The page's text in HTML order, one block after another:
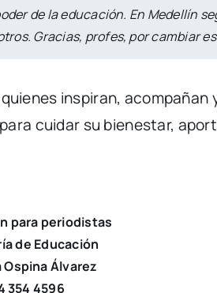
de la educación. En Medellín
Gracias, profes, por cambiar
inspiran,
cuidar su bienestar,
para periodistas
de Educación
Ospina Álvarez